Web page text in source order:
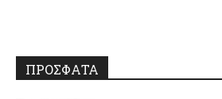
ΠΡΟΣΦΑΤΑ